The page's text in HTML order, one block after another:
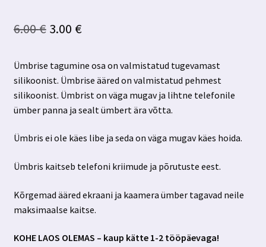
6.00€ Algne
oli:
6.00 €.
3.00 €Praegune
on:
3.00 €.
Ümbrise tagumine osa on valmistatud tugevamast
silikoonist. Ümbrise ääred on valmistatud pehmest
silikoonist. Ümbrist on väga mugav ja lihtne telefonile
ümber panna ja sealt ümbert ära võtta.
Ümbris ei ole käes libe ja seda on väga mugav käes hoida.
Ümbris kaitseb telefoni kriimude ja põrutuste eest.
Kõrgemad ääred ekraani ja kaamera ümber tagavad neile
maksimaalse kaitse.
KOHE LAOS OLEMAS – kaup kätte 1-2 tööpäevaga!